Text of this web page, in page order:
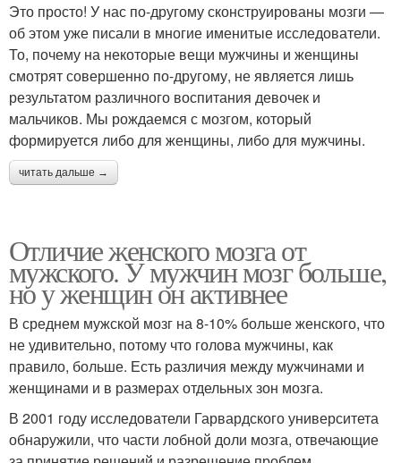
Это просто! У нас по-другому сконструированы мозги —
об этом уже писали в многие именитые исследователи.
То, почему на некоторые вещи мужчины и женщины
смотрят совершенно по-другому, не является лишь
результатом различного воспитания девочек и
мальчиков. Мы рождаемся с мозгом, который
формируется либо для женщины, либо для мужчины.
читать дальше →
Отличие женского мозга от
мужского. У мужчин мозг больше,
но у женщин он активнее
В среднем мужской мозг на 8-10% больше женского, что
не удивительно, потому что голова мужчины, как
правило, больше. Есть различия между мужчинами и
женщинами и в размерах отдельных зон мозга.
В 2001 году исследователи Гарвардского университета
обнаружили, что части лобной доли мозга, отвечающие